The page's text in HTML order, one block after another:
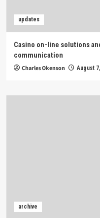
updates
Casino on-line solutions
communication
Charles Okenson August
archive